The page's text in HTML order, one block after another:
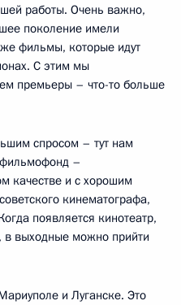
работы. Очень важно,
поколение имели
фильмы, которые идут
С этим мы
премьеры – что-то больше
спросом – тут нам
–
качестве и с хорошим
кинематографа,
появляется кинотеатр,
в выходные можно прийти
и Луганске. Это